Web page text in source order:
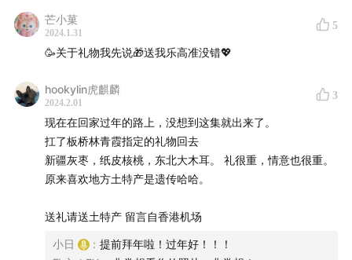
芒小菓
2024.1.31
5
🥳关于礼物我先说🎁送我乐高准没错💖
hookylin虎麒麟
2024.2.01
3
现在在回家过年的路上，没想到这集就出来了。
扛了板桥林青霞指定的礼物回去
新疆灰枣，纸皮核桃，东北大木耳。 礼很重，情意也很重。
原来喜欢地方土特产是遗传哈哈。
送礼请送土特产 留言自香港机场
小日 : 提前拜年啦！过年好！！！